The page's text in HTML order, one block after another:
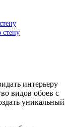
стену
интерьеру
видов обоев с
уникальный